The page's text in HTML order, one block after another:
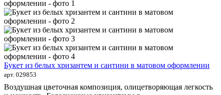
Букет из белых хризантем и сантини в матовом оформлении
арт. 029853
Воздушная цветочная композиция, олицетворяющая легкость